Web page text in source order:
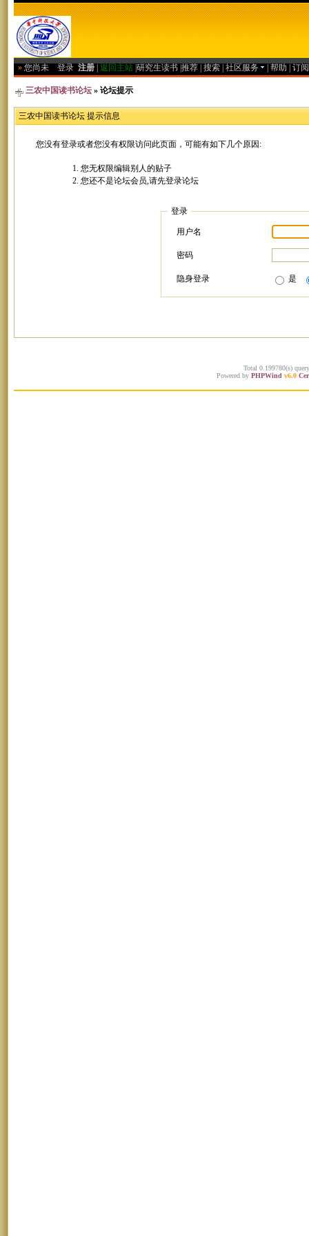
» 您尚未 登录 注册 返回主站 研究生读书 推荐 搜索 社区服务 帮助 订
三农中国读书论坛 » 论坛提示
三农中国读书论坛 提示信息
您没有登录或者您没有权限访问此页面，可能有如下几个原因:
您无权限编辑别人的贴子
您还不是论坛会员,请先登录论坛
登录
用户名
密码
隐身登录 是
Total 0.199780(s)
Powered by PHPWind v6.0